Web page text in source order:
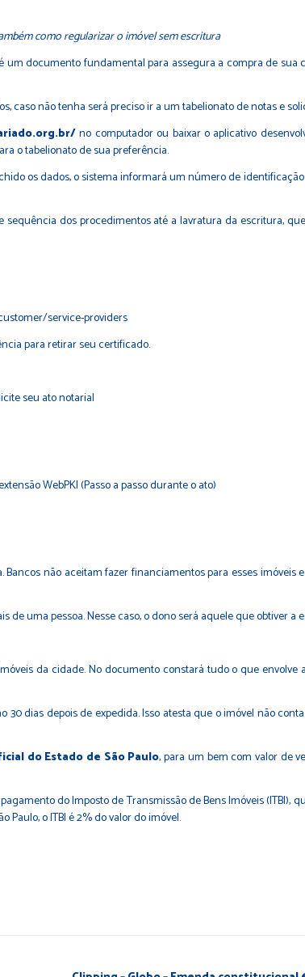
como regularizar o imóvel sem escritura
documento fundamental para assegura a compra de sua
não tenha será preciso ir a um tabelionato de notas e
no computador ou baixar o aplicativo
o tabelionato de sua preferência.
os dados, o sistema informará um número de
dos procedimentos até a lavratura da escritura,
service-providers
para retirar seu certificado.
seu ato notarial
WebPKI (Passo a passo durante o ato)
não aceitam fazer financiamentos para esses imóveis
uma pessoa. Nesse caso, o dono será aquele que obtiver a
da cidade. No documento constará tudo o que envolve
dias depois de expedida. Isso atesta que o imóvel não
do Estado de São Paulo, para um bem com valor de
do Imposto de Transmissão de Bens Imóveis (ITBI),
o ITBI é 2% do valor do imóvel.